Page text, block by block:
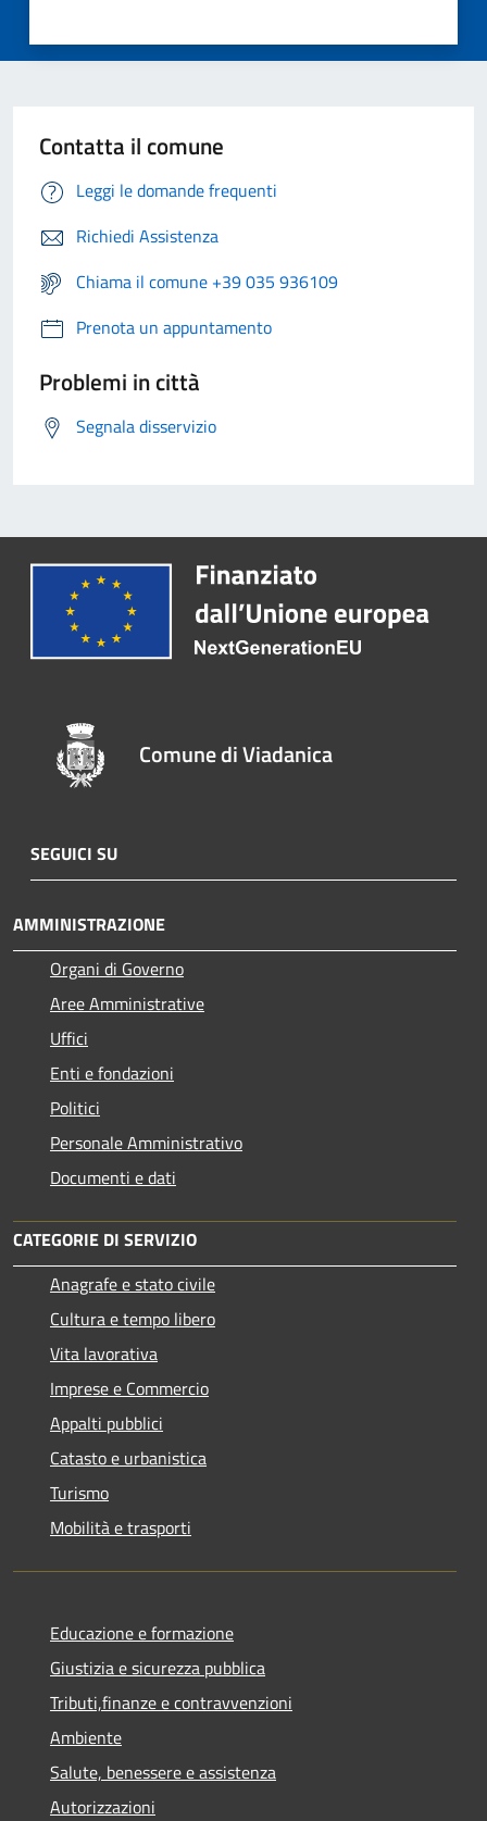
Contatta il comune
Leggi le domande frequenti
Richiedi Assistenza
Chiama il comune +39 035 936109
Prenota un appuntamento
Problemi in città
Segnala disservizio
Comune di Viadanica
SEGUICI SU
AMMINISTRAZIONE
Organi di Governo
Aree Amministrative
Uffici
Enti e fondazioni
Politici
Personale Amministrativo
Documenti e dati
CATEGORIE DI SERVIZIO
Anagrafe e stato civile
Cultura e tempo libero
Vita lavorativa
Imprese e Commercio
Appalti pubblici
Catasto e urbanistica
Turismo
Mobilità e trasporti
Educazione e formazione
Giustizia e sicurezza pubblica
Tributi,finanze e contravvenzioni
Ambiente
Salute, benessere e assistenza
Autorizzazioni